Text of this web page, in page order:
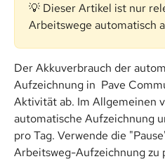
💡 Dieser Artikel ist nur
Arbeitswege automatisch
Der Akkuverbrauch der
Aufzeichnung in  Pave
Aktivität ab. Im Allgemeinen
automatische Aufzeichnung
pro Tag. Verwende die
Arbeitsweg-Aufzeichnung zu